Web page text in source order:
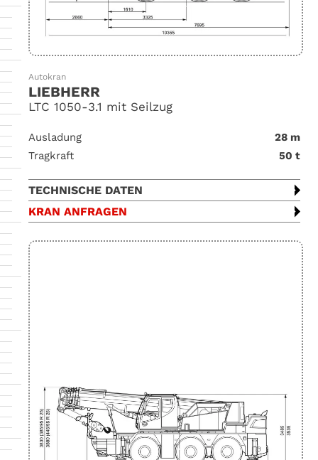
Autokran
LIEBHERR
LTC 1050-3.1 mit Seilzug
Ausladung
28 m
Tragkraft
50 t
TECHNISCHE DATEN
KRAN ANFRAGEN